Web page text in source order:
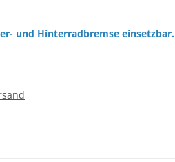
und Hinterradbremse einsetzbar.